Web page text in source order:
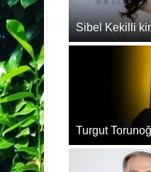
Sibel Kekilli
Turgut